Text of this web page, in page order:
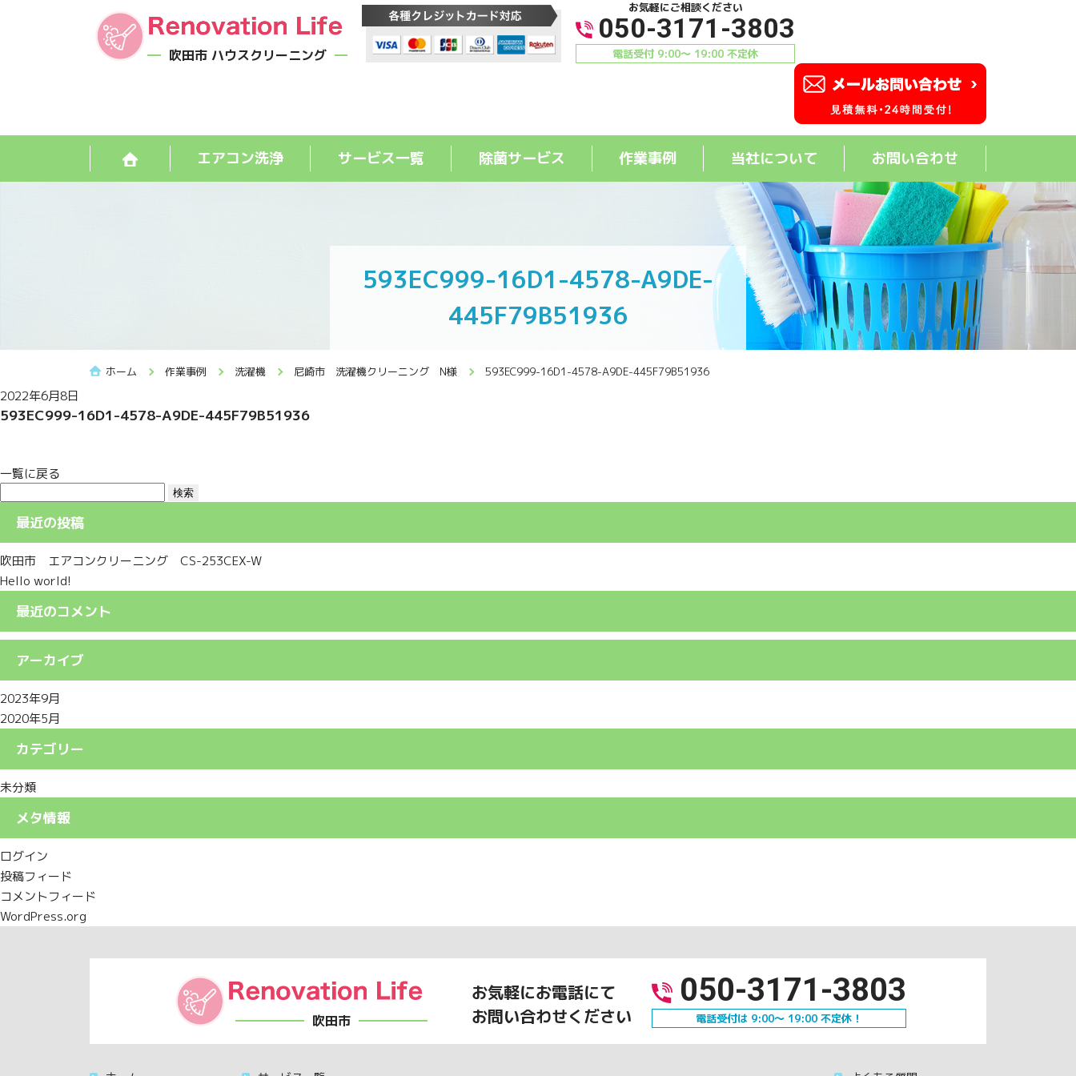
吹田市 ハウスクリーニング
お気軽にご相談ください
050-3171-3803
電話受付 9:00〜 19:00 不定休
エアコン洗浄 サービス一覧 除菌サービス 作業事例 当社について お問い合わせ
593EC999-16D1-4578-A9DE-
445F79B51936
ホーム 作業事例 洗濯機 尼崎市 洗濯機クリーニング N様 593EC999-16D1-4578-A9DE-445F79B51936
2022年6月8日
593EC999-16D1-4578-A9DE-445F79B51936
一覧に戻る
最近の投稿
吹田市 エアコンクリーニング CS-253CEX-W
Hello world!
最近のコメント
アーカイブ
2023年9月
2020年5月
カテゴリー
未分類
メタ情報
ログイン
投稿フィード
コメントフィード
WordPress.org
吹田市
お気軽にお電話にて
お問い合わせください
050-3171-3803
電話受付は 9:00～ 19:00 不定休！